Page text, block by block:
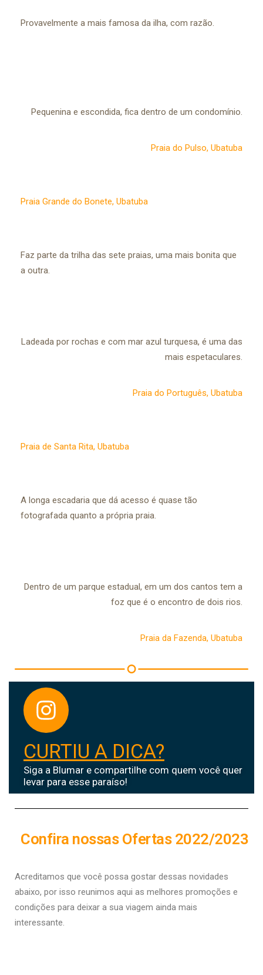
Provavelmente a mais famosa da ilha, com razão.
Pequenina e escondida, fica dentro de um condomínio.
Praia do Pulso, Ubatuba
Praia Grande do Bonete, Ubatuba
Faz parte da trilha das sete praias, uma mais bonita que
a outra.
Ladeada por rochas e com mar azul turquesa, é uma das
mais espetaculares.
Praia do Português, Ubatuba
Praia de Santa Rita, Ubatuba
A longa escadaria que dá acesso é quase tão
fotografada quanto a própria praia.
Dentro de um parque estadual, em um dos cantos tem a
foz que é o encontro de dois rios.
Praia da Fazenda, Ubatuba
CURTIU A DICA?
Siga a Blumar e compartilhe com quem você quer
levar para esse paraíso!
Confira nossas Ofertas 2022/2023
Acreditamos que você possa gostar dessas novidades
abaixo, por isso reunimos aqui as melhores promoções e
condições para deixar a sua viagem ainda mais
interessante.